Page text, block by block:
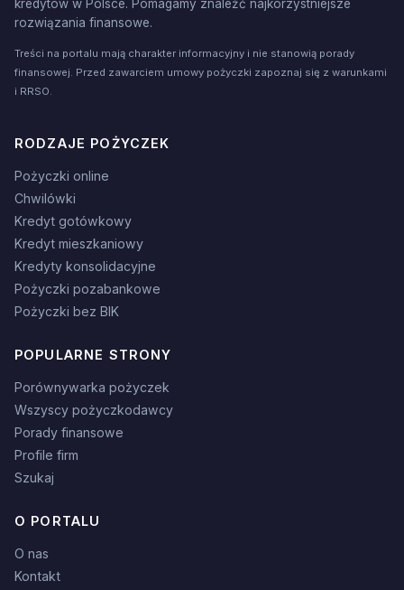
kredytów w Polsce. Pomagamy znaleźć najkorzystniejsze
rozwiązania finansowe.
Treści na portalu mają charakter informacyjny i nie stanowią porady
finansowej. Przed zawarciem umowy pożyczki zapoznaj się z warunkami
i RRSO.
RODZAJE POŻYCZEK
Pożyczki online
Chwilówki
Kredyt gotówkowy
Kredyt mieszkaniowy
Kredyty konsolidacyjne
Pożyczki pozabankowe
Pożyczki bez BIK
POPULARNE STRONY
Porównywarka pożyczek
Wszyscy pożyczkodawcy
Porady finansowe
Profile firm
Szukaj
O PORTALU
O nas
Kontakt